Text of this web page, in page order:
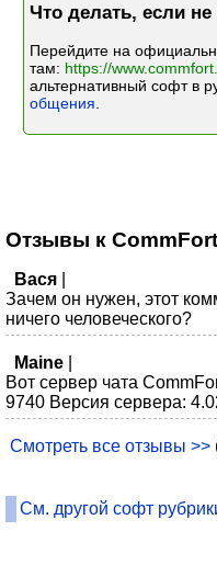
Что делать, если не
Перейдите на
там: https://
альтернативный софт в
общения
Отзывы к CommFort
Вася
Зачем он нужен, этот
ничего человеческого?
Maine
Вот сервер чата
9740 Версия сервера:
Смотреть все отзывы >>
См. другой софт